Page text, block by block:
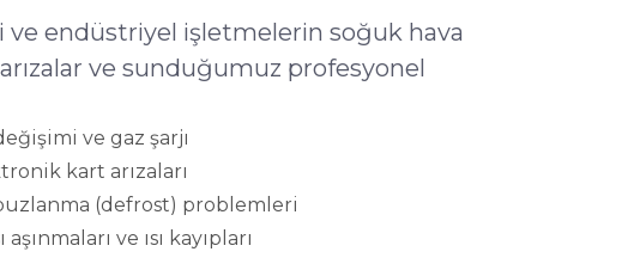
ve endüstriyel işletmelerin soğuk hava
arızalar ve sunduğumuz profesyonel
ve gaz şarjı
kart arızaları
(defrost) problemleri
ve ısı kayıpları